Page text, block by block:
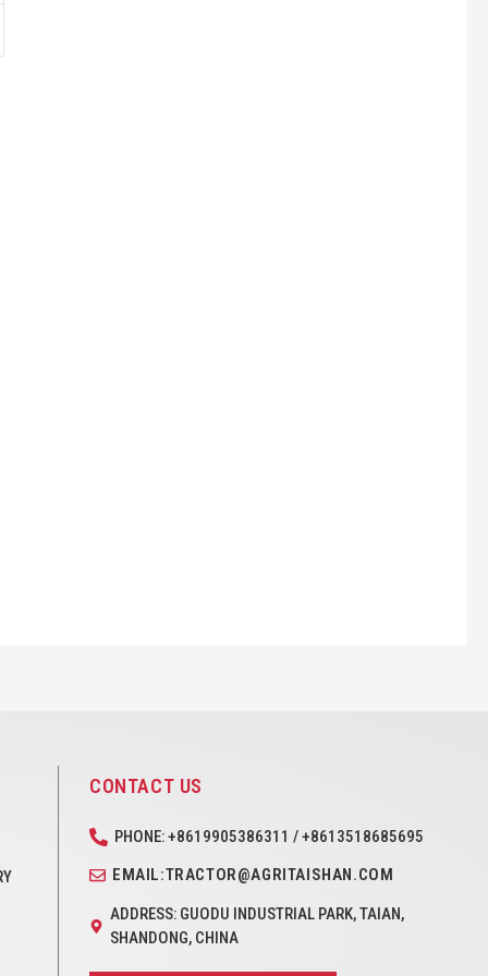
CONTACT US
PHONE: +8619905386311 / +8613518685695
EMAIL:TRACTOR@AGRITAISHAN.COM
ADDRESS: GUODU INDUSTRIAL PARK, TAIAN,
SHANDONG, CHINA